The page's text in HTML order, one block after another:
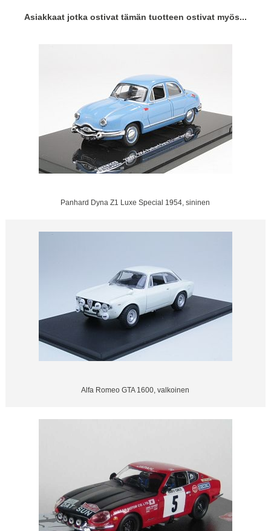
Asiakkaat jotka ostivat tämän tuotteen ostivat myös...
Panhard Dyna Z1 Luxe Special 1954, sininen
Alfa Romeo GTA 1600, valkoinen